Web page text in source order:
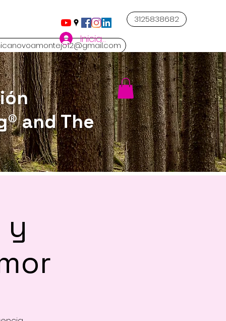
3125838682
Iniciar sesión
and The
y